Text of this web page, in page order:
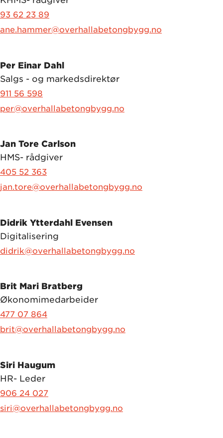
93 62 23 89
ane.hammer@overhallabetongbygg.no
Per Einar Dahl
Salgs - og markedsdirektør
911 56 598
per@overhallabetongbygg.no
Jan Tore Carlson
HMS- rådgiver
405 52 363
jan.tore@overhallabetongbygg.no
Didrik Ytterdahl Evensen
Digitalisering
didrik@overhallabetongbygg.no
Brit Mari Bratberg
Økonomimedarbeider
477 07 864
brit@overhallabetongbygg.no
Siri Haugum
HR- Leder
906 24 027
siri@overhallabetongbygg.no